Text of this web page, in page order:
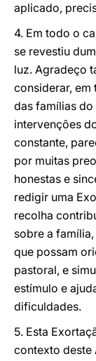
aplicado,
4. Em todo o
se revestiu
luz. Agradeço
considerar, em
das famílias
intervenções
constante,
por muitas
honestas e
redigir uma
recolha
sobre a
que possam
pastoral, e
estímulo e
dificuldades.
5. Esta
contexto deste